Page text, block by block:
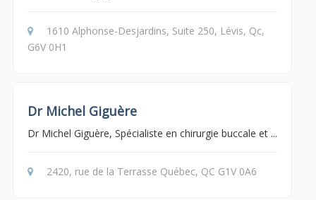
1610 Alphonse-Desjardins, Suite 250, Lévis, Qc,
G6V 0H1
Dr Michel Giguère
Dr Michel Giguère, Spécialiste en chirurgie buccale et ...
2420, rue de la Terrasse Québec, QC G1V 0A6